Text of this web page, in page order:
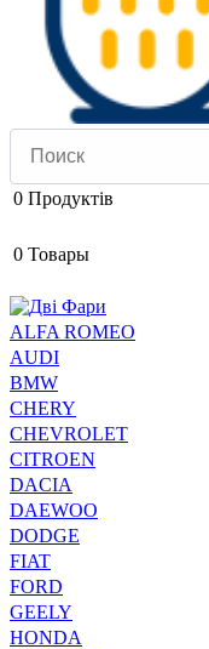
0 Продуктів
0 Товары
ALFA ROMEO
AUDI
BMW
CHERY
CHEVROLET
CITROEN
DACIA
DAEWOO
DODGE
FIAT
FORD
GEELY
HONDA